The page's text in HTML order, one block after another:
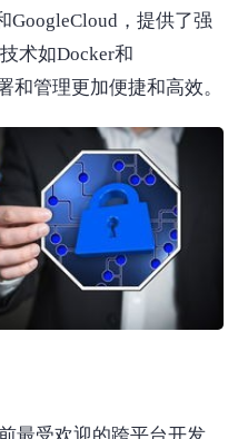
GoogleCloud，提供了强
术如Docker和
和管理更加便捷和高效。